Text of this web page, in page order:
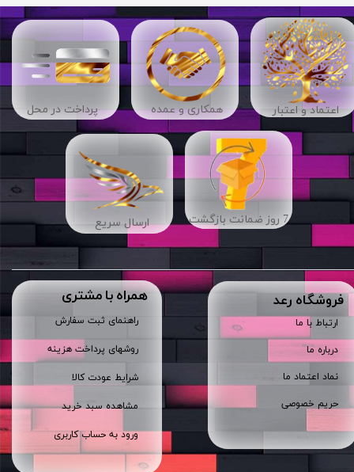
ارسال سریع
​فروشگاه رعد
ارتباط با ما
درباره ما
نماد اعتماد ما
حریم خصوصی
همراه با مشتری
راهنمای ثبت سفارش
روشهای پرداخت هزینه
شرایط عودت کالا
مشاهده سبد خرید
ورود به حساب کاربری
اعتماد و اعتبار
7 روز ضمانت بازگشت
پرداخت در محل ​​همکاری و عمده